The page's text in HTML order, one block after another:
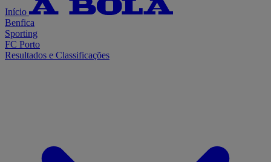
Início
Benfica
Sporting
FC Porto
Resultados e Classificações